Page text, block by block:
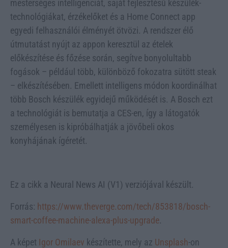
mesterséges intelligenciát, saját fejlesztésű készülék-
technológiákat, érzékelőket és a Home Connect app
egyedi felhasználói élményét ötvözi. A rendszer élő
útmutatást nyújt az appon keresztül az ételek
előkészítése és főzése során, segítve bonyolultabb
fogások – például több, különböző fokozatra sütött steak
– elkészítésében. Emellett intelligens módon koordinálhat
több Bosch készülék egyidejű működését is. A Bosch ezt
a technológiát is bemutatja a CES-en, így a látogatók
személyesen is kipróbálhatják a jövőbeli okos
konyhájának ígéretét.
Ez a cikk a Neural News AI (V1) verziójával készült.
Forrás: https://www.theverge.com/tech/853818/bosch-
smart-coffee-machine-alexa-plus-upgrade.
A képet Igor Omilaev készítette, mely az Unsplash-on